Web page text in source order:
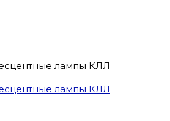
лампы КЛЛ
лампы КЛЛ